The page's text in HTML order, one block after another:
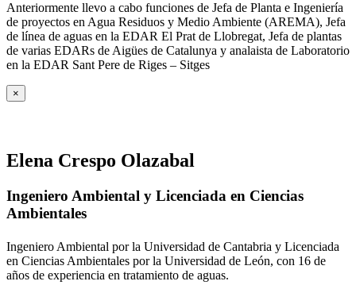
Anteriormente llevo a cabo funciones de Jefa de Planta e Ingeniería
de proyectos en Agua Residuos y Medio Ambiente (AREMA), Jefa
de línea de aguas en la EDAR El Prat de Llobregat, Jefa de plantas
de varias EDARs de Aigües de Catalunya y analaista de Laboratorio
en la EDAR Sant Pere de Riges – Sitges
×
Elena Crespo Olazabal
Ingeniero Ambiental y Licenciada en Ciencias
Ambientales
Ingeniero Ambiental por la Universidad de Cantabria y Licenciada
en Ciencias Ambientales por la Universidad de León, con 16 de
años de experiencia en tratamiento de aguas.